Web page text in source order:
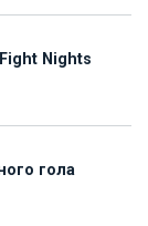
Nights
гола